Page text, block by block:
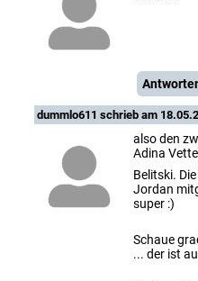
dummlo611 schrieb am
also den
Adina
Belitski.
Jordan
super :)
Schaue
... der ist